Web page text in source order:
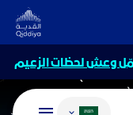
وعش لحظات الزعيم
تغيير اللغة